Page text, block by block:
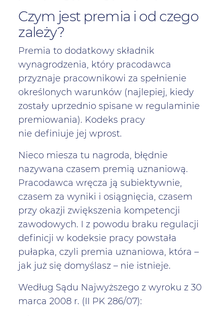
Czym jest premia i od czego
zależy?
Premia to dodatkowy składnik
wynagrodzenia, który pracodawca
przyznaje pracownikowi za spełnienie
określonych warunków (najlepiej, kiedy
zostały uprzednio spisane w regulaminie
premiowania). Kodeks pracy
nie definiuje jej wprost.
Nieco miesza tu nagroda, błędnie
nazywana czasem premią uznaniową.
Pracodawca wręcza ją subiektywnie,
czasem za wyniki i osiągnięcia, czasem
przy okazji zwiększenia kompetencji
zawodowych. I z powodu braku regulacji
definicji w kodeksie pracy powstała
pułapka, czyli premia uznaniowa, która –
jak już się domyślasz – nie istnieje.
Według Sądu Najwyższego z wyroku z 30
marca 2008 r. (II PK 286/07):